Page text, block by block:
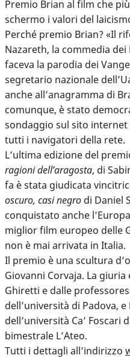
Premio Brian al film che
schermo i valori del
Perché premio Brian? «Il
Nazareth, la commedia
faceva la parodia dei
segretario nazionale
anche all’anagramma di
comunque, è stato
sondaggio sul sito internet
tutti i navigatori della rete.
L’ultima edizione del
ragioni dell’aragosta, di
fa è stata giudicata
oscuro, casi negro di Daniel
conquistato anche
miglior film europeo delle
non è mai arrivata in Italia.
Il premio è una scultura
Giovanni Corvaja. La
Ghiretti e dalle
dell’università di Padova,
dell’università Ca’ Foscari
bimestrale L’Ateo.
Tutti i dettagli all’indirizzo